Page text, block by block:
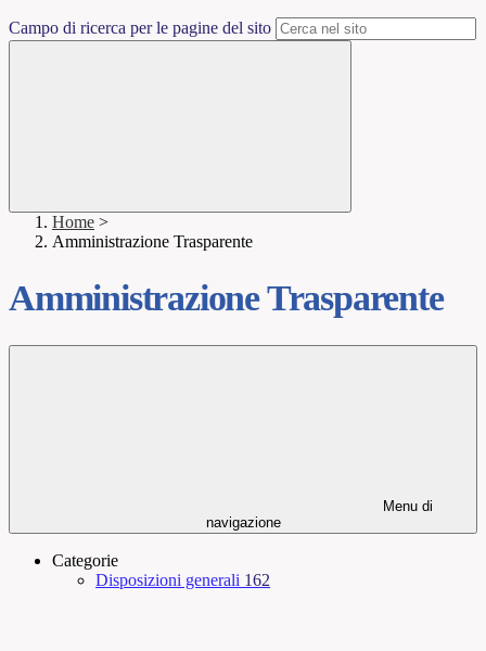
Campo di ricerca per le pagine del sito
Home >
Amministrazione Trasparente
Amministrazione Trasparente
Menu di
navigazione
Categorie
Disposizioni generali 162